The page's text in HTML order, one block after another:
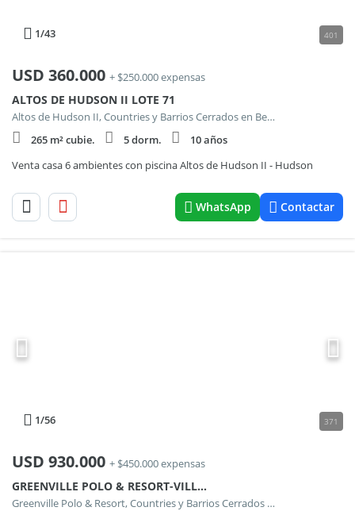
1/43 401
USD 360.000 + $250.000 expensas
ALTOS DE HUDSON II LOTE 71
Altos de Hudson II, Countries y Barrios Cerrados en Berazategui
265 m² cubie.
5 dorm.
10 años
Venta casa 6 ambientes con piscina Altos de Hudson II - Hudson
WhatsApp Contactar
1/56 371
USD 930.000 + $450.000 expensas
GREENVILLE POLO & RESORT-VILLA 8-LOTE H61
Greenville Polo & Resort, Countries y Barrios Cerrados en Berazategui